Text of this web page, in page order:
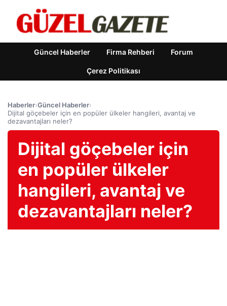
Güncel Haberler Firma Rehberi Forum
Çerez Politikası
Haberler›Güncel Haberler›
Dijital göçebeler için en popüler ülkeler hangileri, avantaj ve
dezavantajları neler?
Dijital göçebeler için
en popüler ülkeler
hangileri, avantaj ve
dezavantajları neler?